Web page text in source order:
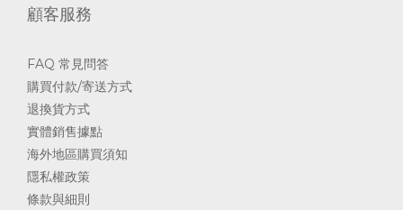
顧客服務
FAQ 常見問答
購買付款/寄送方式
退換貨方式
實體銷售據點
海外地區購買須知
隱私權政策
條款與細則